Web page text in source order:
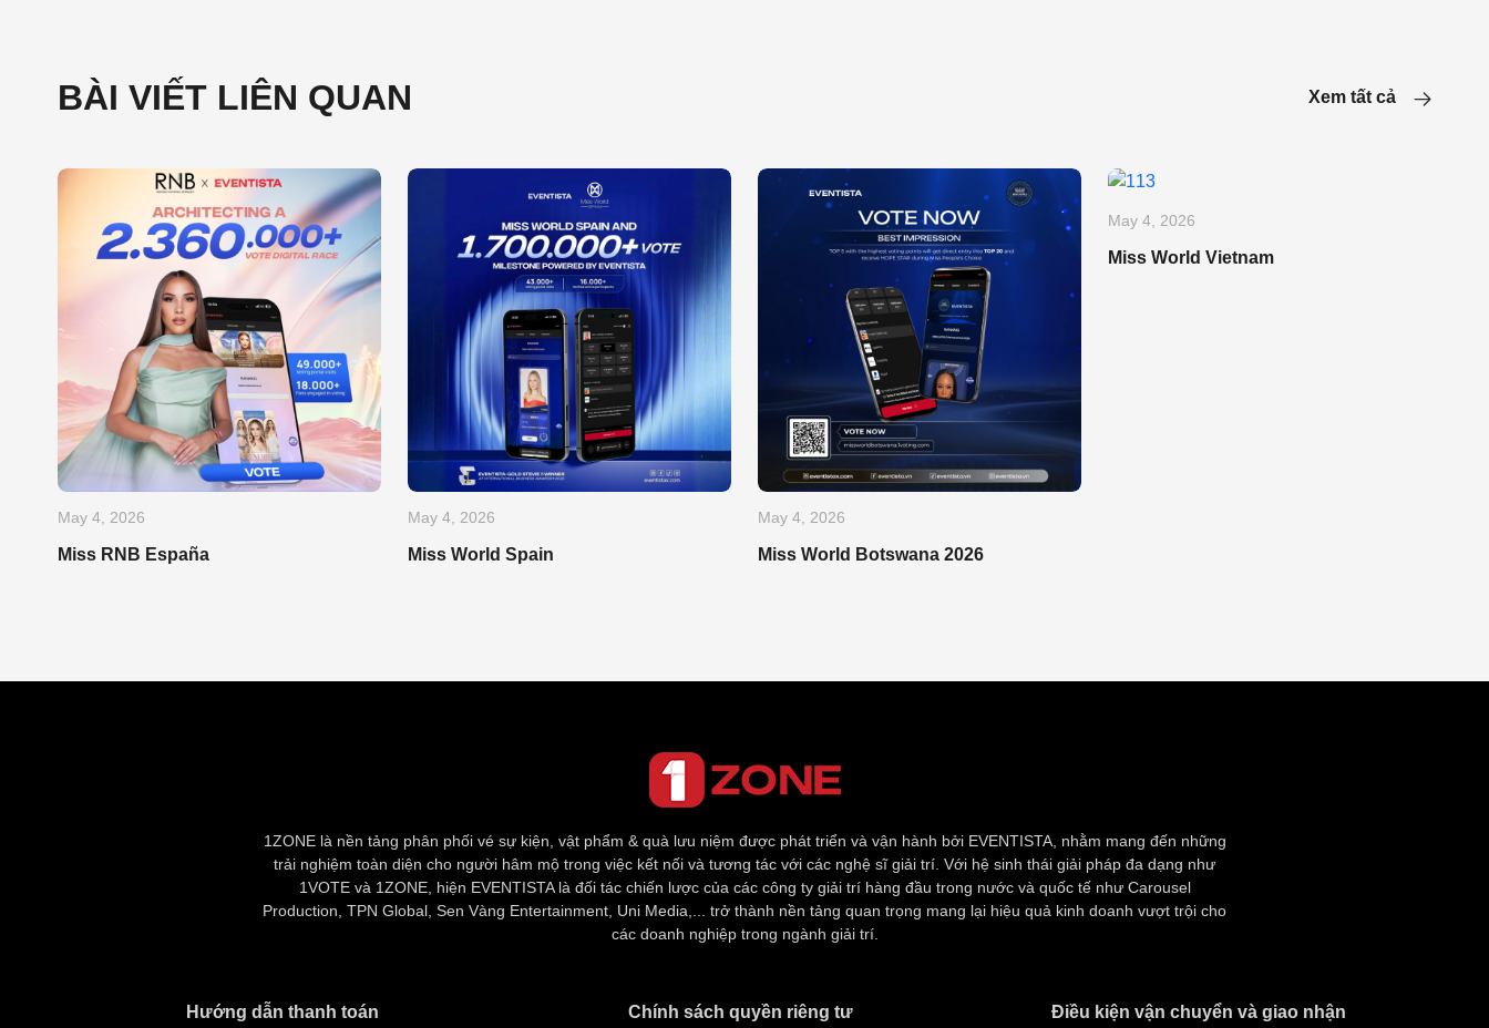
BÀI VIẾT LIÊN QUAN Xem tất cả
May 4, 2026
Miss RNB España
May 4, 2026
Miss World Spain
May 4, 2026
Miss World Botswana 2026
May 4, 2026
Miss World Vietnam
1ZONE là nền tảng phân phối vé sự kiện, vật phẩm & quà lưu niệm được phát triển và vận hành bởi EVENTISTA, nhằm mang đến những
trải nghiệm toàn diện cho người hâm mộ trong việc kết nối và tương tác với các nghệ sĩ giải trí. Với hệ sinh thái giải pháp đa dạng như
1VOTE và 1ZONE, hiện EVENTISTA là đối tác chiến lược của các công ty giải trí hàng đầu trong nước và quốc tế như Carousel
Production, TPN Global, Sen Vàng Entertainment, Uni Media,... trở thành nền tảng quan trọng mang lại hiệu quả kinh doanh vượt trội cho
các doanh nghiệp trong ngành giải trí.
Hướng dẫn thanh toán Chính sách quyền riêng tư​ Điều kiện vận chuyển và giao nhận